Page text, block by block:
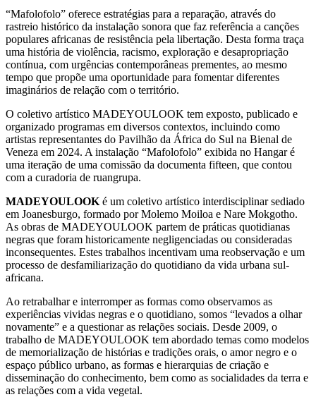
“Mafolofolo” oferece estratégias para a reparação, através do
rastreio histórico da instalação sonora que faz referência a canções
populares africanas de resistência pela libertação. Desta forma traça
uma história de violência, racismo, exploração e desapropriação
contínua, com urgências contemporâneas prementes, ao mesmo
tempo que propõe uma oportunidade para fomentar diferentes
imaginários de relação com o território.
O coletivo artístico MADEYOULOOK tem exposto, publicado e
organizado programas em diversos contextos, incluindo como
artistas representantes do Pavilhão da África do Sul na Bienal de
Veneza em 2024. A instalação “Mafolofolo” exibida no Hangar é
uma iteração de uma comissão da documenta fifteen, que contou
com a curadoria de ruangrupa.
MADEYOULOOK é um coletivo artístico interdisciplinar sediado
em Joanesburgo, formado por Molemo Moiloa e Nare Mokgotho.
As obras de MADEYOULOOK partem de práticas quotidianas
negras que foram historicamente negligenciadas ou consideradas
inconsequentes. Estes trabalhos incentivam uma reobservação e um
processo de desfamiliarização do quotidiano da vida urbana sul-
africana.
Ao retrabalhar e interromper as formas como observamos as
experiências vividas negras e o quotidiano, somos “levados a olhar
novamente” e a questionar as relações sociais. Desde 2009, o
trabalho de MADEYOULOOK tem abordado temas como modelos
de memorialização de histórias e tradições orais, o amor negro e o
espaço público urbano, as formas e hierarquias de criação e
disseminação do conhecimento, bem como as socialidades da terra e
as relações com a vida vegetal.